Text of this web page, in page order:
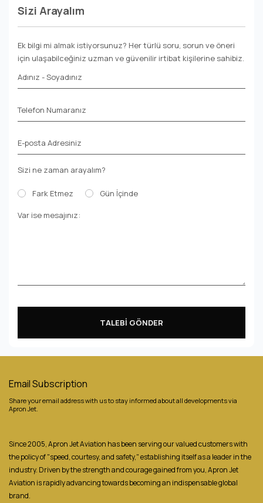
Sizi Arayalım
Ek bilgi mi almak istiyorsunuz? Her türlü soru, sorun ve öneri
için ulaşabilceğiniz uzman ve güvenilir irtibat kişilerine sahibiz.
Adınız - Soyadınız
Telefon Numaranız
E-posta Adresiniz
Sizi ne zaman arayalım?
Fark Etmez Gün İçinde
Var ise mesajınız:
TALEBİ GÖNDER
Email Subscription
Share your email address with us to stay informed about all developments via
Apron Jet.
Since 2005, Apron Jet Aviation has been serving our valued customers with
the policy of "speed, courtesy, and safety," establishing itself as a leader in the
industry. Driven by the strength and courage gained from you, Apron Jet
Aviation is rapidly advancing towards becoming an indispensable global
brand.